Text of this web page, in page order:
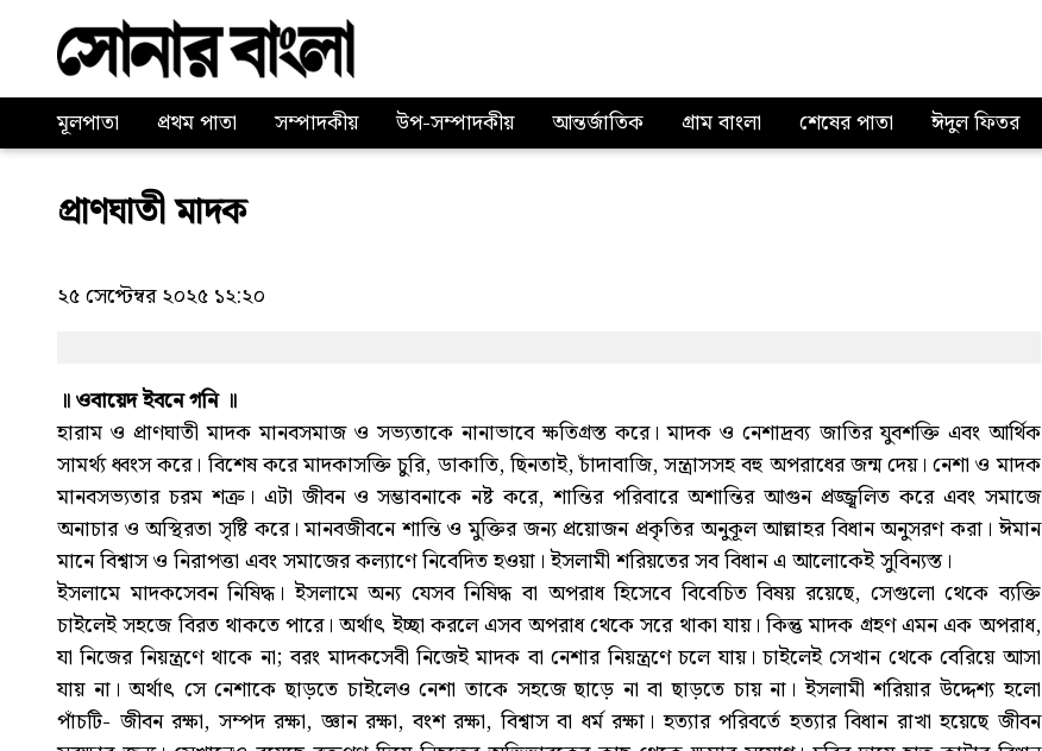
মূলপাতা প্রথম পাতা সম্পাদকীয় উপ-সম্পাদকীয় আন্তর্জাতিক গ্রাম বাংলা শেষের পাতা ঈদুল ফিতর
প্রাণঘাতী মাদক
২৫ সেপ্টেম্বর ২০২৫ ১২:২০
॥ ওবায়েদ ইবনে গনি ॥
হারাম ও প্রাণঘাতী মাদক মানবসমাজ ও সভ্যতাকে নানাভাবে ক্ষতিগ্রস্ত করে। মাদক ও নেশাদ্রব্য জাতির যুবশক্তি এবং আর্থিক
সামর্থ্য ধ্বংস করে। বিশেষ করে মাদকাসক্তি চুরি, ডাকাতি, ছিনতাই, চাঁদাবাজি, সন্ত্রাসসহ বহু অপরাধের জন্ম দেয়। নেশা ও মাদক
মানবসভ্যতার চরম শত্রু। এটা জীবন ও সম্ভাবনাকে নষ্ট করে, শান্তির পরিবারে অশান্তির আগুন প্রজ্জ্বলিত করে এবং সমাজে
অনাচার ও অস্থিরতা সৃষ্টি করে। মানবজীবনে শান্তি ও মুক্তির জন্য প্রয়োজন প্রকৃতির অনুকূল আল্লাহর বিধান অনুসরণ করা। ঈমান
মানে বিশ্বাস ও নিরাপত্তা এবং সমাজের কল্যাণে নিবেদিত হওয়া। ইসলামী শরিয়তের সব বিধান এ আলোকেই সুবিন্যস্ত।
ইসলামে মাদকসেবন নিষিদ্ধ। ইসলামে অন্য যেসব নিষিদ্ধ বা অপরাধ হিসেবে বিবেচিত বিষয় রয়েছে, সেগুলো থেকে ব্যক্তি
চাইলেই সহজে বিরত থাকতে পারে। অর্থাৎ ইচ্ছা করলে এসব অপরাধ থেকে সরে থাকা যায়। কিন্তু মাদক গ্রহণ এমন এক অপরাধ,
যা নিজের নিয়ন্ত্রণে থাকে না; বরং মাদকসেবী নিজেই মাদক বা নেশার নিয়ন্ত্রণে চলে যায়। চাইলেই সেখান থেকে বেরিয়ে আসা
যায় না। অর্থাৎ সে নেশাকে ছাড়তে চাইলেও নেশা তাকে সহজে ছাড়ে না বা ছাড়তে চায় না। ইসলামী শরিয়ার উদ্দেশ্য হলো
পাঁচটি- জীবন রক্ষা, সম্পদ রক্ষা, জ্ঞান রক্ষা, বংশ রক্ষা, বিশ্বাস বা ধর্ম রক্ষা। হত্যার পরিবর্তে হত্যার বিধান রাখা হয়েছে জীবন